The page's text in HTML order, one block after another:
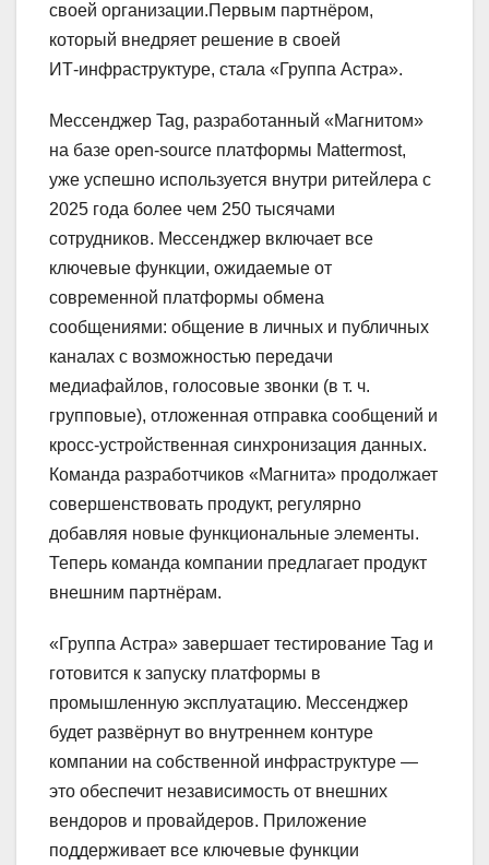
своей организации.Первым партнёром,
который внедряет решение в своей
ИТ‑инфраструктуре, стала «Группа Астра».
Мессенджер Tag, разработанный «Магнитом»
на базе open‑source платформы Mattermost,
уже успешно используется внутри ритейлера с
2025 года более чем 250 тысячами
сотрудников. Мессенджер включает все
ключевые функции, ожидаемые от
современной платформы обмена
сообщениями: общение в личных и публичных
каналах с возможностью передачи
медиафайлов, голосовые звонки (в т. ч.
групповые), отложенная отправка сообщений и
кросс‑устройственная синхронизация данных.
Команда разработчиков «Магнита» продолжает
совершенствовать продукт, регулярно
добавляя новые функциональные элементы.
Теперь команда компании предлагает продукт
внешним партнёрам.
«Группа Астра» завершает тестирование Tag и
готовится к запуску платформы в
промышленную эксплуатацию. Мессенджер
будет развёрнут во внутреннем контуре
компании на собственной инфраструктуре —
это обеспечит независимость от внешних
вендоров и провайдеров. Приложение
поддерживает все ключевые функции